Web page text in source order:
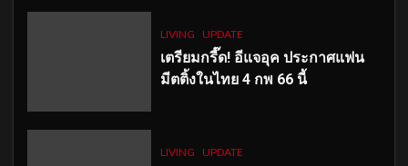
LIVING UPDATE
เตรียมกรี๊ด! อีแจอุค ประกาศแฟน
มีตติ้งในไทย 4 กพ 66 นี้
LIVING UPDATE